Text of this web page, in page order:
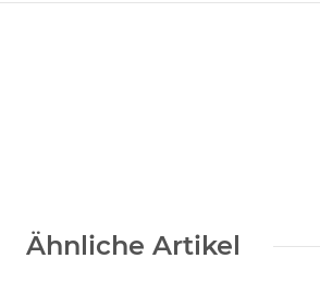
Ähnliche Artikel